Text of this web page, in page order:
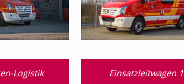
Logistik Einsatzleitwagen 1